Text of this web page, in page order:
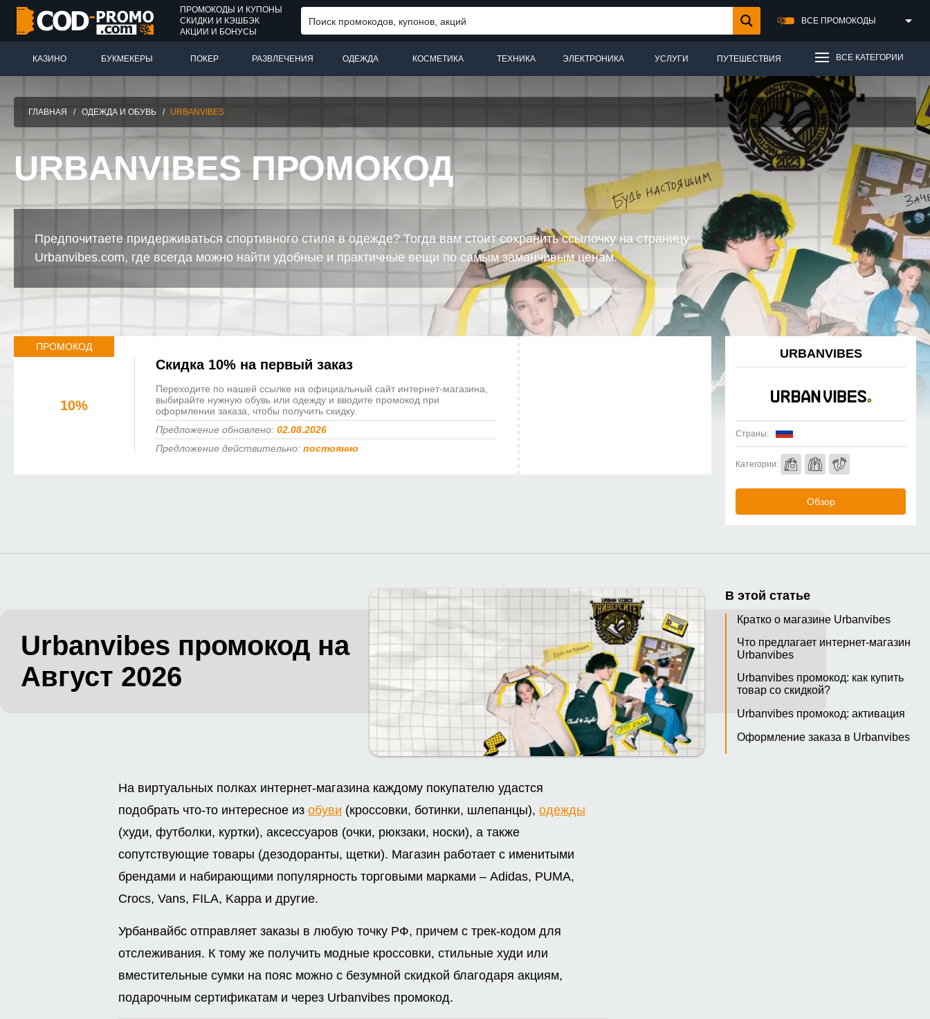
ПРОМОКОДЫ И КУПОНЫ
СКИДКИ И КЭШБЭК
АКЦИИ И БОНУСЫ
ВСЕ ПРОМОКОДЫ
ВСЕ КАТЕГОРИИ
КАЗИНО БУКМЕКЕРЫ ПОКЕР РАЗВЛЕЧЕНИЯ ОДЕЖДА КОСМЕТИКА ТЕХНИКА ЭЛЕКТРОНИКА УСЛУГИ ПУТЕШЕСТВИЯ
ГЛАВНАЯ / ОДЕЖДА И ОБУВЬ / URBANVIBES
URBANVIBES ПРОМОКОД
Предпочитаете придерживаться спортивного стиля в одежде? Тогда вам стоит сохранить ссылочку на страницу
Urbanvibes.com, где всегда можно найти удобные и практичные вещи по самым заманчивым ценам.
Urbanvibes промокод на
Август 2026
На виртуальных полках интернет-магазина каждому покупателю удастся
подобрать что-то интересное изобуви (кроссовки, ботинки, шлепанцы),одежды
(худи, футболки, куртки), аксессуаров (очки, рюкзаки, носки), а также
сопутствующие товары (дезодоранты, щетки). Магазин работает с именитыми
брендами и набирающими популярность торговыми марками – Adidas, PUMA,
Crocs, Vans, FILA, Kappa и другие.
Урбанвайбс отправляет заказы в любую точку РФ, причем с трек-кодом для
отслеживания. К тому же получить модные кроссовки, стильные худи или
вместительные сумки на пояс можно с безумной скидкой благодаря акциям,
подарочным сертификатам и через Urbanvibes промокод.
В этой статье
Кратко о магазине Urbanvibes
Что предлагает интернет-магазин
Urbanvibes
Urbanvibes промокод: как купить
товар со скидкой?
Urbanvibes промокод: активация
Оформление заказа в Urbanvibes
ПРОМОКОД
10%
Скидка 10% на первый заказ
Переходите по нашей ссылке на официальный сайт интернет-магазина,
выбирайте нужную обувь или одежду и вводите промокод при
оформлении заказа, чтобы получить скидку.
Предложение обновлено: 02.08.2026
Предложение действительно: постоянно
URBANVIBES
Страны:
Категории:
Обзор